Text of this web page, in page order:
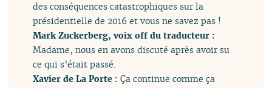
des conséquences catastrophiques sur la
présidentielle de 2016 et vous ne savez pas !
Mark Zuckerberg, voix off du traducteur :
Madame, nous en avons discuté après avoir su
ce qui s’était passé.
Xavier de La Porte :Ça continue comme ça